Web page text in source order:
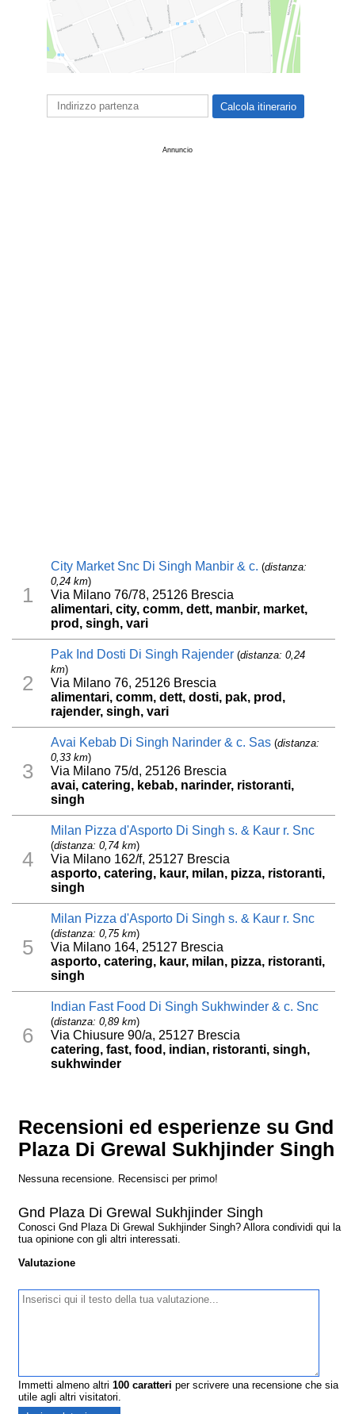
Annuncio
1
City Market Snc Di Singh Manbir & c. (distanza:
0,24 km)
Via Milano 76/78, 25126 Brescia
alimentari, city, comm, dett, manbir, market,
prod, singh, vari
2
Pak Ind Dosti Di Singh Rajender (distanza: 0,24
km)
Via Milano 76, 25126 Brescia
alimentari, comm, dett, dosti, pak, prod,
rajender, singh, vari
3
Avai Kebab Di Singh Narinder & c. Sas (distanza:
0,33 km)
Via Milano 75/d, 25126 Brescia
avai, catering, kebab, narinder, ristoranti,
singh
4
Milan Pizza d'Asporto Di Singh s. & Kaur r. Snc
(distanza: 0,74 km)
Via Milano 162/f, 25127 Brescia
asporto, catering, kaur, milan, pizza, ristoranti,
singh
5
Milan Pizza d'Asporto Di Singh s. & Kaur r. Snc
(distanza: 0,75 km)
Via Milano 164, 25127 Brescia
asporto, catering, kaur, milan, pizza, ristoranti,
singh
6
Indian Fast Food Di Singh Sukhwinder & c. Snc
(distanza: 0,89 km)
Via Chiusure 90/a, 25127 Brescia
catering, fast, food, indian, ristoranti, singh,
sukhwinder
Recensioni ed esperienze su Gnd
Plaza Di Grewal Sukhjinder Singh
Nessuna recensione. Recensisci per primo!
Gnd Plaza Di Grewal Sukhjinder Singh
Conosci Gnd Plaza Di Grewal Sukhjinder Singh? Allora condividi qui la
tua opinione con gli altri interessati.
Valutazione
Immetti almeno altri100 caratteri per scrivere una recensione che sia
utile agli altri visitatori.